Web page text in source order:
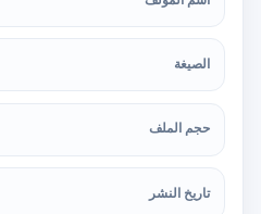
الصيغة
حجم الملف
تاريخ النشر